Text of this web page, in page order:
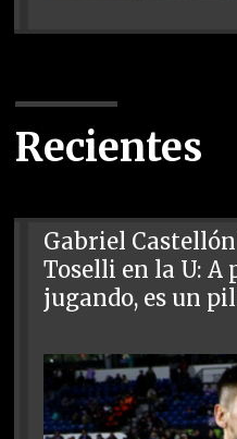
Recientes
Gabriel
Toselli en la U: A
jugando, es un